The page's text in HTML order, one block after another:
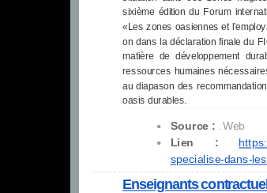
sixième édition du Forum
«Les zones oasiennes et
on dans la déclaration finale du
matière de développement
ressources humaines
au diapason des
oasis durables.
Source : .Web
Lien :
specialise-dans-
Enseignants